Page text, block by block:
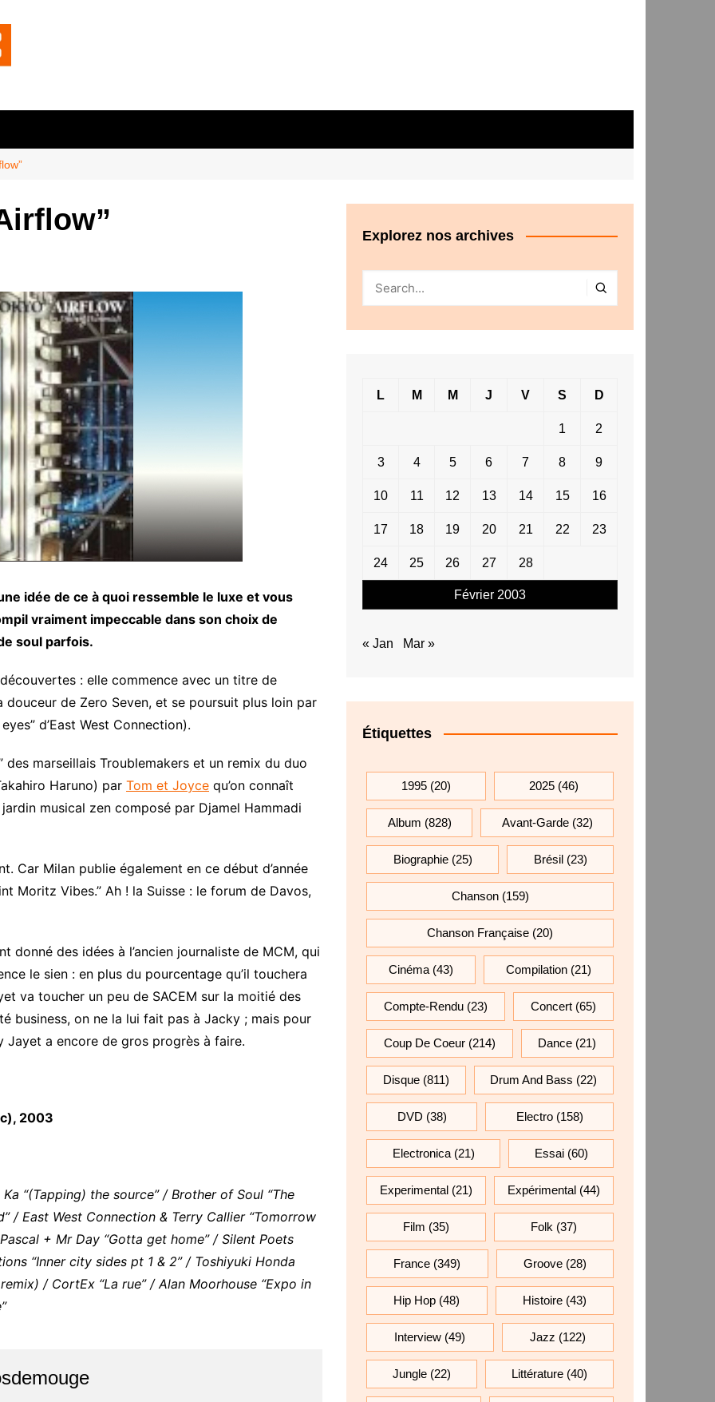
idée de ce à quoi ressemble le luxe et vous
vraiment impeccable dans son choix de
soul parfois.
: elle commence avec un titre de
douceur de Zero Seven, et se poursuit plus loin par
d’East West Connection).
marseillais Troublemakers et un remix du duo
Haruno) par Tom et Joyce qu’on connaît
musical zen composé par Djamel Hammadi
Car Milan publie également en ce début d’année
Moritz Vibes.” Ah ! la Suisse : le forum de Davos,
donné des idées à l’ancien journaliste de MCM, qui
le sien : en plus du pourcentage qu’il touchera
va toucher un peu de SACEM sur la moitié des
business, on ne la lui fait pas à Jacky ; mais pour
a encore de gros progrès à faire.
2003
“(Tapping) the source” / Brother of Soul “The
/ East West Connection & Terry Callier “Tomorrow
+ Mr Day “Gotta get home” / Silent Poets
“Inner city sides pt 1 & 2” / Toshiyuki Honda
/ CortEx “La rue” / Alan Moorhouse “Expo in
Explorez nos archives
Février 2003
L M M J V S D
1 2
3 4 5 6 7 8 9
10 11 12 13 14 15 16
17 18 19 20 21 22 23
24 25 26 27 28
« Jan Mar »
Étiquettes
1995 (20) 2025 (46)
Album (828) Avant-Garde(32)
Biographie(25) Brésil(23)
Chanson(159)
Chanson Française (20)
Cinéma (43) Compilation (21)
Compte-Rendu (23) Concert (65)
Coup De Coeur(214) Dance (21)
Disque(811) Drum And Bass (22)
DVD (38) Electro(158)
Electronica(21) Essai(60)
Experimental (21) Expérimental (44)
Film (35) Folk (37)
France (349) Groove(28)
Hip Hop (48) Histoire(43)
Interview (49) Jazz (122)
Jungle (22) Littérature (40)